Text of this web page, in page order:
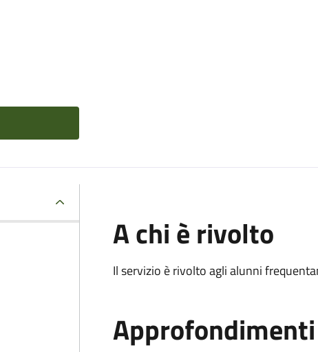
A chi è rivolto
Il servizio è rivolto agli alunni
Approfondimenti